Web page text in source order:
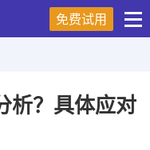
免费试用
析？具体应对